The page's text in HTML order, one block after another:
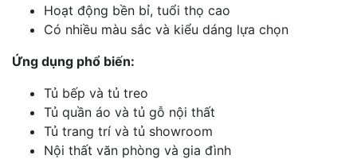
Hoạt động bền bỉ, tuổi thọ cao
Có nhiều màu sắc và kiểu dáng lựa chọn
Ứng dụng phổ biến:
Tủ bếp và tủ treo
Tủ quần áo và tủ gỗ nội thất
Tủ trang trí và tủ showroom
Nội thất văn phòng và gia đình